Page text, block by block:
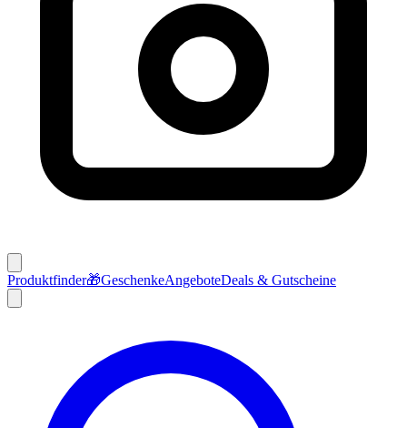
Produktfinder🎁GeschenkeAngeboteDeals & Gutscheine